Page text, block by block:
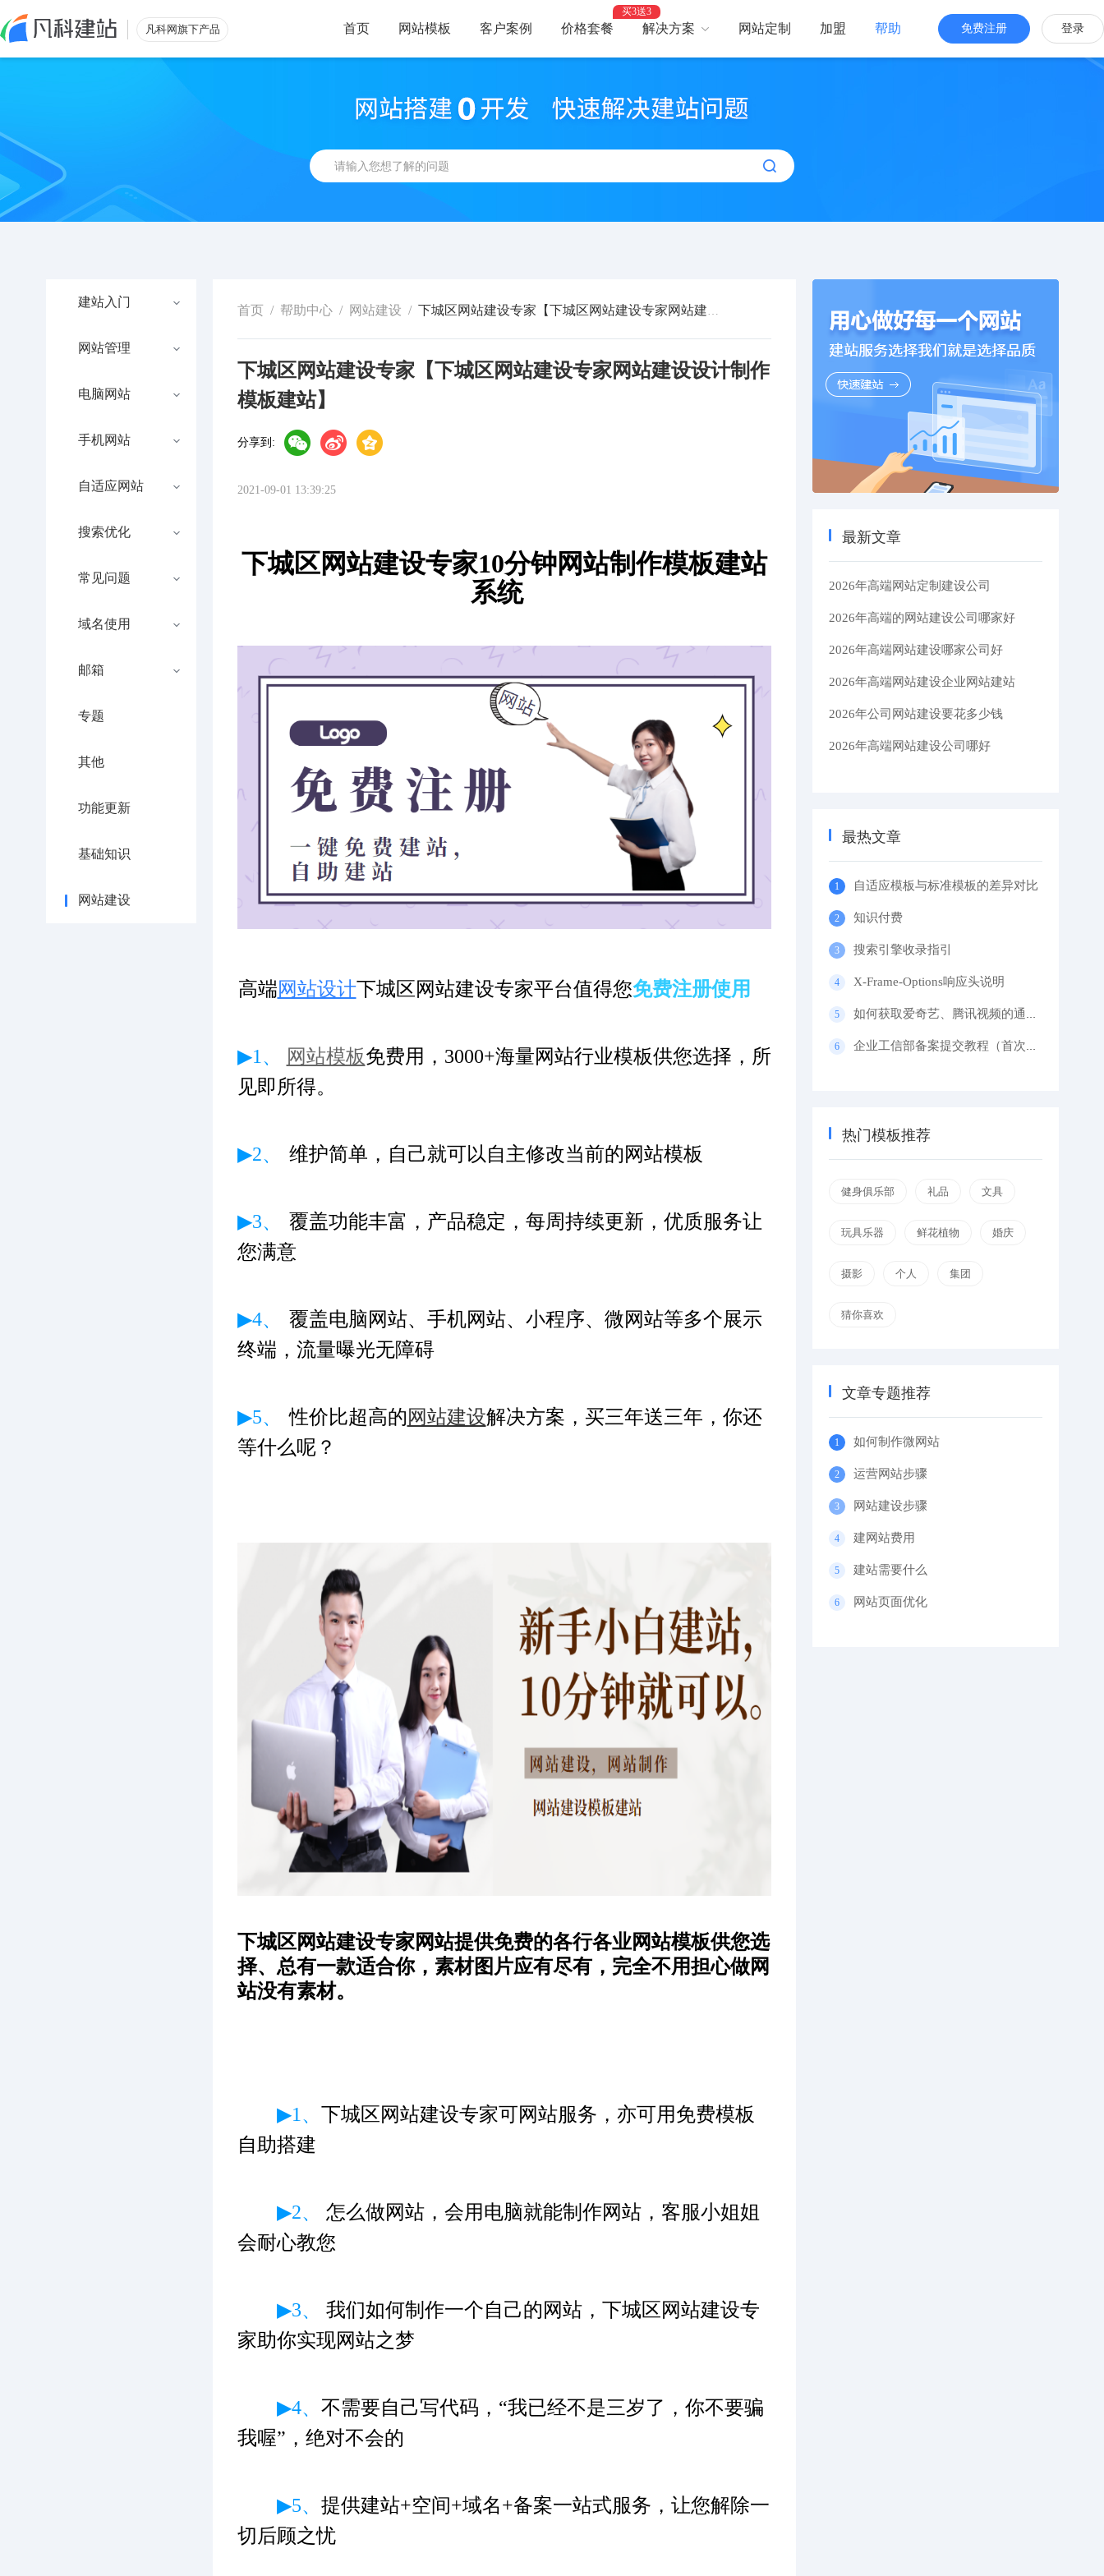
凡科网旗下产品 免费注册 登录
首页 网站模板 客户案例 价格套餐
买3送3
解决方案
智能建站，高效优化 助力品牌出海
开启全新交互体验
网站定制 加盟 帮助
建站入门
网站管理
电脑网站
手机网站
自适应网站
搜索优化
常见问题
域名使用
邮箱
专题
其他
功能更新
基础知识
网站建设
首页 / 帮助中心 / 网站建设 / 下城区网站建设专家【下城区网站建设专家网站建设设计制作模板建站】
下城区网站建设专家【下城区网站建设专家网站建设设计制作
模板建站】
分享到:
2021-09-01 13:39:25
下城区网站建设专家10分钟网站制作模板建站
系统
高端网站设计下城区网站建设专家平台值得您免费注册使用
▶1、 网站模板免费用，3000+海量网站行业模板供您选择，所
见即所得。
▶2、 维护简单，自己就可以自主修改当前的 网站模板
▶3、 覆盖功能丰富，产品稳定，每周持续更新 ，优质服务让
您满意
▶4、
覆盖电脑网站、手机网站、小程序、微网站等多个展示
终端，流量曝光无障碍
▶5、 性价比超高的 网站建设解决方案，买三年送三年，你还
等什么呢？
下城区网站建设专家网站提供免费的各行各业网站模板供您选
择、总有一款适合你，素材图片应有尽有，完全不用担心做网
站没有素材。
▶1、 下城区网站建设专家可网站服务，亦可用免费模板
自助搭建
▶2、 怎么做网站，会用电脑就能制作网站，客服小姐姐
会耐心教您
▶3、 我们如何制作一个自己的网站，下城区网站建设专
家助你实现网站之梦
▶4、 不需要自己写代码，“我已经不是三岁了，你不要骗
我喔”，绝对不会的
▶5、 提供建站+空间+域名+备案一站式服务，让您解除一
切后顾之忧
最新文章
2026年高端网站定制建设公司
2026年高端的网站建设公司哪家好
2026年高端网站建设哪家公司好
2026年高端网站建设企业网站建站
2026年公司网站建设要花多少钱
2026年高端网站建设公司哪好
最热文章
自适应模板与标准模板的差异对比
知识付费
搜索引擎收录指引
X-Frame-Options响应头说明
如何获取爱奇艺、腾讯视频的通用代码？
企业工信部备案提交教程（首次备案）
热门模板推荐
健身俱乐部 礼品 文具
玩具乐器 鲜花植物 婚庆
摄影 个人 集团
猜你喜欢
文章专题推荐
如何制作微网站
运营网站步骤
网站建设步骤
建网站费用
建站需要什么
网站页面优化